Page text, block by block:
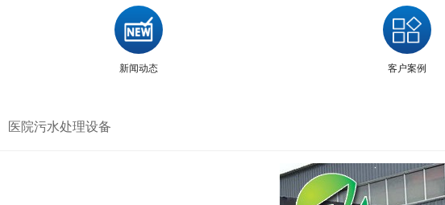
新闻动态 客户案例
医院污水处理设备